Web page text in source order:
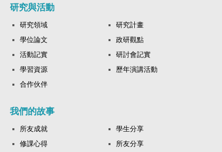
研究與活動
研究領域
研究計畫
學位論文
政研觀點
活動記實
研討會記實
學習資源
歷年演講活動
合作伙伴
我們的故事
所友成就
學生分享
修課心得
所友分享